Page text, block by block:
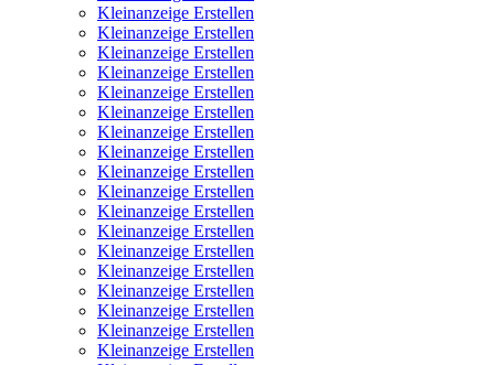
Kleinanzeige Erstellen
Kleinanzeige Erstellen
Kleinanzeige Erstellen
Kleinanzeige Erstellen
Kleinanzeige Erstellen
Kleinanzeige Erstellen
Kleinanzeige Erstellen
Kleinanzeige Erstellen
Kleinanzeige Erstellen
Kleinanzeige Erstellen
Kleinanzeige Erstellen
Kleinanzeige Erstellen
Kleinanzeige Erstellen
Kleinanzeige Erstellen
Kleinanzeige Erstellen
Kleinanzeige Erstellen
Kleinanzeige Erstellen
Kleinanzeige Erstellen